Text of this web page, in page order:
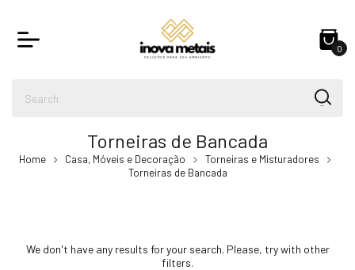
0
Torneiras de Bancada
Home Casa, Móveis e Decoração
Torneiras e Misturadores
Torneiras de Bancada
We don't have any results for your search. Please, try with other
filters.